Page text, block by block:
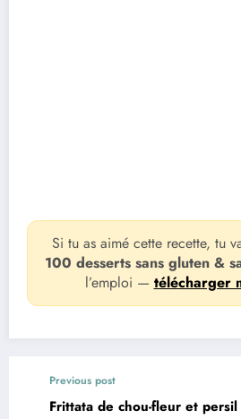
Si tu as aimé cette recette, tu
100 desserts sans gluten &
l’emploi — télécharger
Previous post
Frittata de chou-fleur et